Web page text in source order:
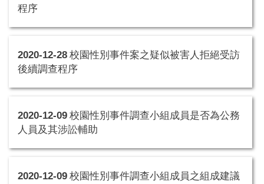
程序
2020-12-28 校園性別事件案之疑似被害人拒絕受訪
後續調查程序
2020-12-09 校園性別事件調查小組成員是否為公務
人員及其涉訟輔助
2020-12-09 校園性別事件調查小組成員之組成建議